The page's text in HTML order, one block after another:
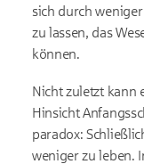
sich durch
zu lassen, das
können.
Nicht zuletzt kann
Hinsicht
paradox:
weniger zu leben.